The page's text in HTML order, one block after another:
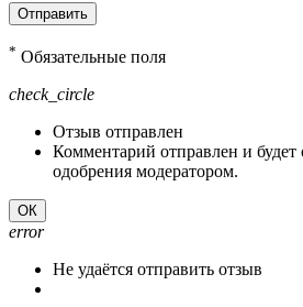
Отправить
* Обязательные поля
check_circle
Отзыв отправлен
Комментарий отправлен и будет
одобрения модератором.
ОК
error
Не удаётся отправить отзыв